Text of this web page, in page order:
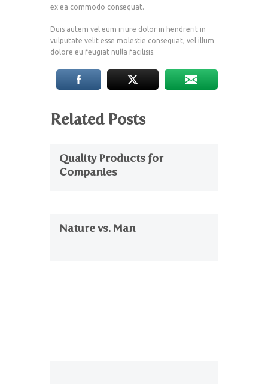
ex ea commodo consequat.
Duis autem vel eum iriure dolor in hendrerit in
vulputate velit esse molestie consequat, vel illum
dolore eu feugiat nulla facilisis.
Related Posts
Quality Products for
Companies
Nature vs. Man